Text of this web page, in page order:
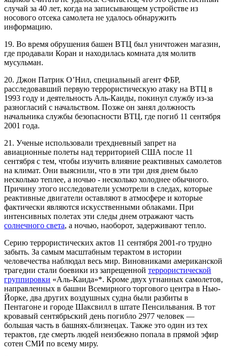
случай за 40 лет, когда на записывающем устройстве из
носового отсека самолета не удалось обнаружить
информацию.
19. Во время обрушения башен ВТЦ был уничтожен магазин,
где продавали Коран и находилась комната для молитв
мусульман.
20. Джон Патрик О’Нил, специальный агент ФБР,
расследовавший первую террористическую атаку на ВТЦ в
1993 году и деятельность Аль-Каиды, покинул службу из-за
разногласий с начальством. Позже он занял должность
начальника службы безопасности ВТЦ, где погиб 11 сентября
2001 года.
21. Ученые использовали трехдневный запрет на
авиационные полеты над территорией США после 11
сентября с тем, чтобы изучить влияние реактивных самолетов
на климат. Они выяснили, что в эти три дня днем было
несколько теплее, а ночью - несколько холоднее обычного.
Причину этого исследователи усмотрели в следах, которые
реактивные двигатели оставляют в атмосфере и которые
фактически являются искусственными облаками. При
интенсивных полетах эти следы днем отражают часть
солнечного света, а ночью, наоборот, задерживают тепло.
Серию террористических актов 11 сентября 2001-го трудно
забыть. За самым масштабным терактом в истории
человечества наблюдал весь мир. Виновниками американской
трагедии стали боевики из запрещенной террористической
группировки «Аль-Каида»*. Кроме двух угнанных самолетов,
направленных в башни Всемирного торгового центра в Нью-
Йорке, два других воздушных судна были разбиты в
Пентагоне и городе Шаксвилл в штате Пенсильвания. В тот
кровавый сентябрьский день погибло 2977 человек —
большая часть в башнях-близнецах. Также это один из тех
терактов, где смерть людей неизбежно попала в прямой эфир
сотен СМИ по всему миру.